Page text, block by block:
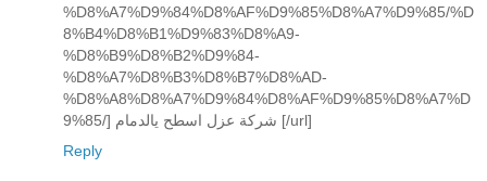
%D8%A7%D9%84%D8%AF%D9%85%D8%A7%D9%85/%D
8%B4%D8%B1%D9%83%D8%A9-
%D8%B9%D8%B2%D9%84-
%D8%A7%D8%B3%D8%B7%D8%AD-
%D8%A8%D8%A7%D9%84%D8%AF%D9%85%D8%A7%D
9%85/] شركة عزل اسطح يالدمام [/url]
Reply